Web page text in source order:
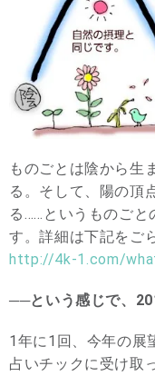
ものごとは陰から生
る。そして、陽の頂
る……というものごと
す。詳細は下記をご
http://4k-1.com/
──という感じで、
1年に1回、今年の展
占いチックに受け取